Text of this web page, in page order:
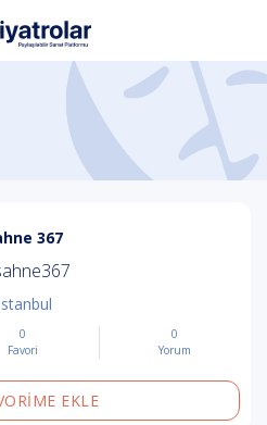
367
0
Favori
0
Yorum
EKLE